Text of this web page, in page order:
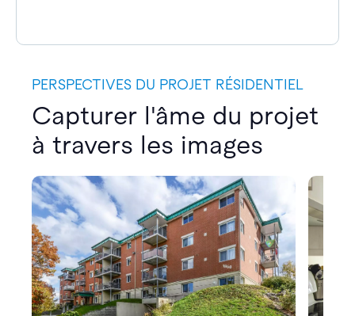
PERSPECTIVES DU PROJET RÉSIDENTIEL
Capturer l'âme du projet
à travers les images